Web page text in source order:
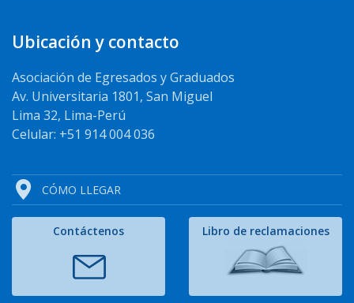
Ubicación y contacto
Asociación de Egresados y Graduados
Av. Universitaria 1801, San Miguel
Lima 32, Lima-Perú
Celular: +51 914 004 036
CÓMO LLEGAR
Contáctenos Libro de reclamaciones